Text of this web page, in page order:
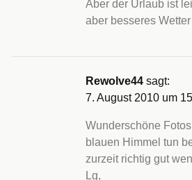
Aber der Urlaub ist
aber besseres
Rewolve44 sagt:
7. August 2010 um
Wunderschöne
blauen Himmel tun
zurzeit richtig gut
Lg,